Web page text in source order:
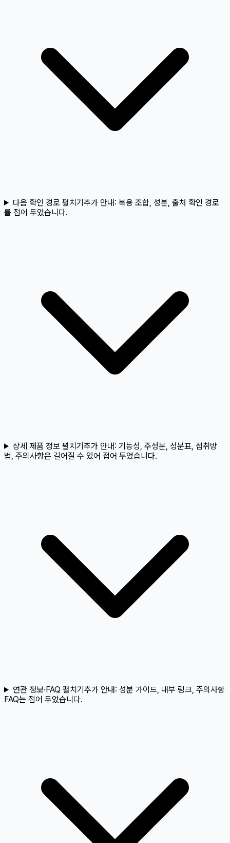
다음 확인 경로 펼치기추가 안내: 복용 조합, 성분, 출처 확인 경로
를 접어 두었습니다.
상세 제품 정보 펼치기추가 안내: 기능성, 주성분, 성분표, 섭취방
법, 주의사항은 길어질 수 있어 접어 두었습니다.
연관 정보·FAQ 펼치기추가 안내: 성분 가이드, 내부 링크, 주의사항
FAQ는 접어 두었습니다.